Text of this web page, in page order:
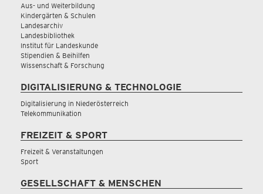
Aus- und Weiterbildung
Kindergärten & Schulen
Landesarchiv
Landesbibliothek
Institut für Landeskunde
Stipendien & Beihilfen
Wissenschaft & Forschung
DIGITALISIERUNG & TECHNOLOGIE
Digitalisierung in Niederösterreich
Telekommunikation
FREIZEIT & SPORT
Freizeit & Veranstaltungen
Sport
GESELLSCHAFT & MENSCHEN